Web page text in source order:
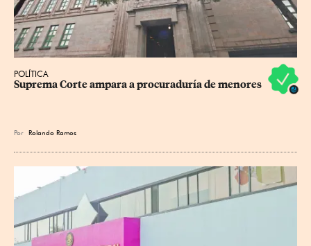
POLÍTICA
Suprema Corte ampara a procuraduría de menores
Por Rolando Ramos